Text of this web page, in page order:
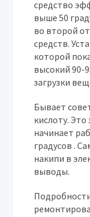
средство
выше 50
во второй
средств.
которой
высокий 90-
загрузки
Бывает
кислоту.
начинает
градусов .
накипи в
выводы.